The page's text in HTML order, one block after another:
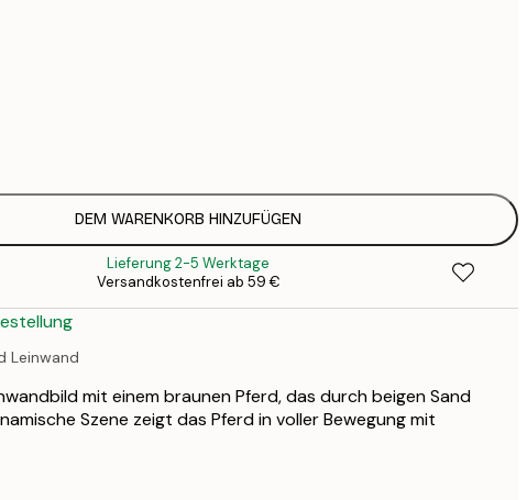
DEM WARENKORB HINZUFÜGEN
Lieferung 2-5 Werktage
Versandkostenfrei ab 59 €
Leinwand
mit einem braunen Pferd, das durch beigen Sand
Szene zeigt das Pferd in voller Bewegung mit